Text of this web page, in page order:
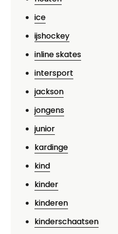
ice
ijshockey
inline skates
intersport
jackson
jongens
junior
kardinge
kind
kinder
kinderen
kinderschaatsen